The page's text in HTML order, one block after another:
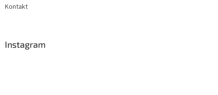
Kontakt
Instagram